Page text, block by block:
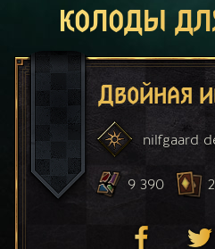
колоды
Двойная
nilfgaard
9 390